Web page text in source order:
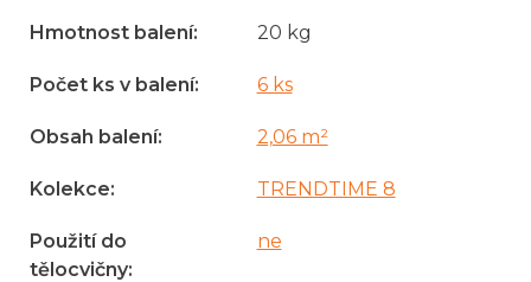
Hmotnost balení: 20 kg
Počet ks v balení: 6 ks
Obsah balení: 2,06 m²
Kolekce: TRENDTIME 8
Použití do
tělocvičny:
ne